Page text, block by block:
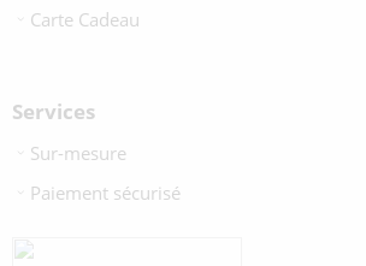
Carte Cadeau
Services
Sur-mesure
Paiement sécurisé